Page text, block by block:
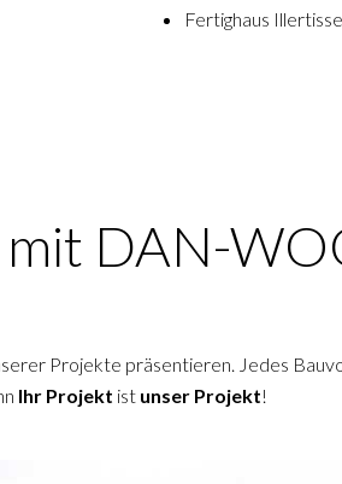
Fertighaus
mit DAN-
Projekte präsentieren. Jedes
Ihr Projekt ist unser Projekt!